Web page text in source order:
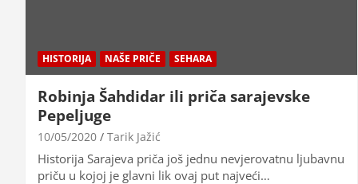
HISTORIJA NAŠE PRIČE SEHARA
Robinja Šahdidar ili priča sarajevske
Pepeljuge
10/05/2020 Tarik Jažić
Historija Sarajeva priča još jednu nevjerovatnu ljubavnu
priču u kojoj je glavni lik ovaj put najveći…